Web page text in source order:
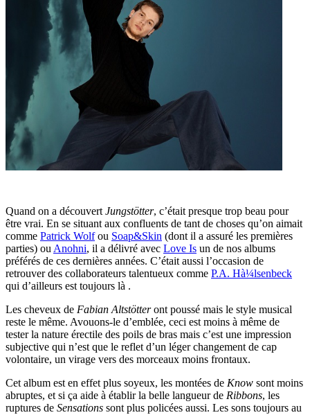
Quand on a découvert Jungstötter, c’était presque trop beau pour
être vrai. En se situant aux confluents de tant de choses qu’on aimait
comme Patrick Wolfou Soap&Skin (dont il a assuré les premières
parties) ou Anohni, il a délivré avec Love Is un de nos albums
préférés de ces dernières années. C’était aussi l’occasion de
retrouver des collaborateurs talentueux comme P.A. Hà¼lsenbeck
qui d’ailleurs est toujours là .
Les cheveux de Fabian Altstötteront poussé mais le style musical
reste le même. Avouons-le d’emblée, ceci est moins à même de
tester la nature érectile des poils de bras mais c’est une impression
subjective qui n’est que le reflet d’un léger changement de cap
volontaire, un virage vers des morceaux moins frontaux.
Cet album est en effet plus soyeux, les montées de Know sont moins
abruptes, et si ça aide à établir la belle langueur de Ribbons, les
ruptures de Sensations sont plus policées aussi. Les sons toujours au